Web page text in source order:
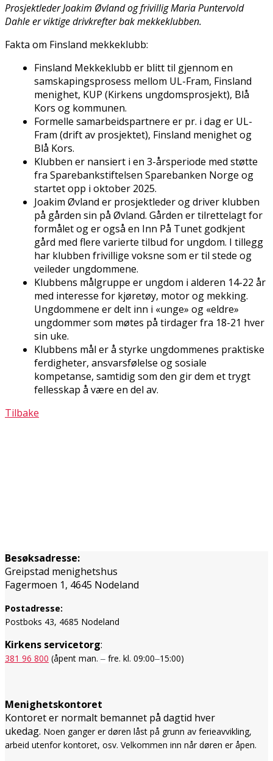
Prosjektleder Joakim Øvland og frivillig Maria Puntervold
Dahle er viktige drivkrefter bak mekkeklubben.
Fakta om Finsland mekkeklubb:
Finsland Mekkeklubb er blitt til gjennom en
samskapingsprosess mellom UL-Fram, Finsland
menighet, KUP (Kirkens ungdomsprosjekt), Blå
Kors og kommunen.
Formelle samarbeidspartnere er pr. i dag er UL-
Fram (drift av prosjektet), Finsland menighet og
Blå Kors.
Klubben er finansiert i en 3-årsperiode med støtte
fra Sparebankstiftelsen Sparebanken Norge og
startet opp i oktober 2025.
Joakim Øvland er prosjektleder og driver klubben
på gården sin på Øvland. Gården er tilrettelagt for
formålet og er også en Inn På Tunet godkjent
gård med flere varierte tilbud for ungdom. I tillegg
har klubben frivillige voksne som er til stede og
veileder ungdommene.
Klubbens målgruppe er ungdom i alderen 14-22 år
med interesse for kjøretøy, motor og mekking.
Ungdommene er delt inn i «unge» og «eldre»
ungdommer som møtes på tirdager fra 18-21 hver
sin uke.
Klubbens mål er å styrke ungdommenes praktiske
ferdigheter, ansvarsfølelse og sosiale
kompetanse, samtidig som den gir dem et trygt
fellesskap å være en del av.
Tilbake
Besøksadresse:
Greipstad menighetshus
Fagermoen 1, 4645 Nodeland
Postadresse:
Postboks 43, 4685 Nodeland
Kirkens servicetorg:
381 96 800 (åpent man. – fre. kl. 09:00–15:00)
Menighetskontoret
Kontoret er normalt bemannet på dagtid hver
ukedag. Noen ganger er døren låst på grunn av ferieavvikling,
arbeid utenfor kontoret, osv. Velkommen inn når døren er åpen.